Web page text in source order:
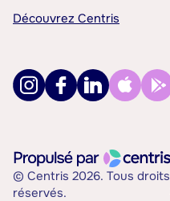
Découvrez Centris
© Centris 2026. Tous droits
réservés.